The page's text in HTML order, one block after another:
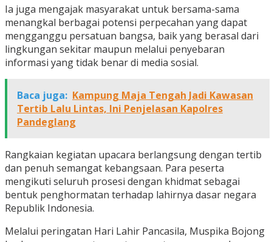
Ia juga mengajak masyarakat untuk bersama-sama
menangkal berbagai potensi perpecahan yang dapat
mengganggu persatuan bangsa, baik yang berasal dari
lingkungan sekitar maupun melalui penyebaran
informasi yang tidak benar di media sosial.
Baca juga: Kampung Maja Tengah Jadi Kawasan
Tertib Lalu Lintas, Ini Penjelasan Kapolres
Pandeglang
Rangkaian kegiatan upacara berlangsung dengan tertib
dan penuh semangat kebangsaan. Para peserta
mengikuti seluruh prosesi dengan khidmat sebagai
bentuk penghormatan terhadap lahirnya dasar negara
Republik Indonesia.
Melalui peringatan Hari Lahir Pancasila, Muspika Bojong